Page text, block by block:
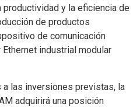
productividad y la eficiencia de
de productos
de comunicación
industrial modular
a las inversiones previstas, la
adquirirá una posición